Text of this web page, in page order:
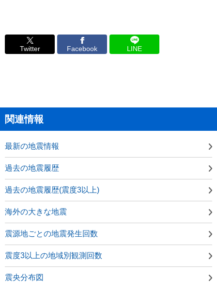
Twitter Facebook LINE
関連情報
最新の地震情報
過去の地震履歴
過去の地震履歴(震度3以上)
海外の大きな地震
震源地ごとの地震発生回数
震度3以上の地域別観測回数
震央分布図